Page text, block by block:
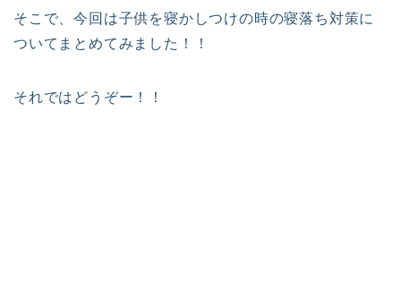
そこで、今回は子供を寝かしつけの時の寝落ち対策に
ついてまとめてみました！！
それではどうぞー！！